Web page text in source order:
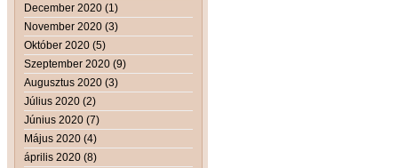
December 2020 (1)
November 2020 (3)
Október 2020 (5)
Szeptember 2020 (9)
Augusztus 2020 (3)
Július 2020 (2)
Június 2020 (7)
Május 2020 (4)
április 2020 (8)